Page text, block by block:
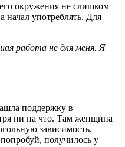
окружения не слишком
начал употреблять. Для
работа не для меня. Я
поддержку в
ни на что. Там женщина
зависимость.
получилось у